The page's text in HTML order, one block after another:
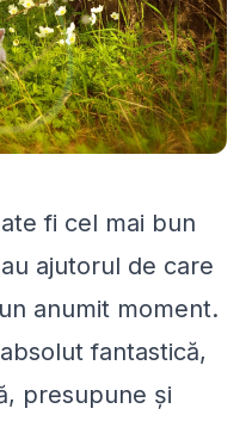
fi cel mai bun
ajutorul de care
anumit moment.
fantastică,
presupune și